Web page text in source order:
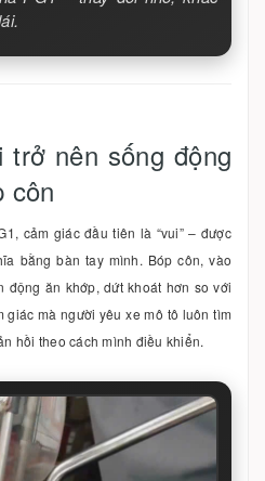
trở nên sống động
côn
cảm giác đầu tiên là “vui” – được
bằng bàn tay mình. Bóp côn, vào
động ăn khớp, dứt khoát hơn so với
mà người yêu xe mô tô luôn tìm
hồi theo cách mình điều khiển.